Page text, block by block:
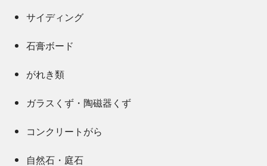
サイディング
石膏ボード
がれき類
ガラスくず・陶磁器くず
コンクリートがら
自然石・庭石